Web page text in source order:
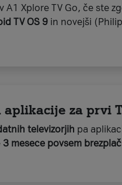
Xplore TV Go, če ste
TV OS 9 in novejši
aplikacije za prvi
televizorjih pa
3 mesece povsem